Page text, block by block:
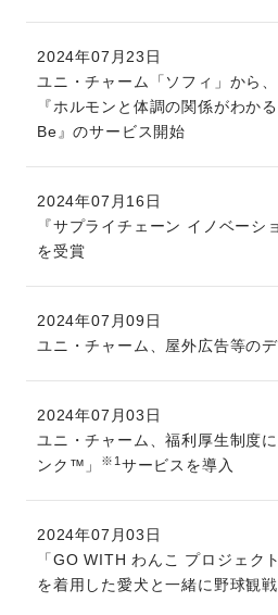
2024年07月23日
ユニ・チャーム「ソフィ」から、
『ホルモンと体調の関係がわか
Be』のサービス開始
2024年07月16日
『サプライチェーン イノベーシ
を受賞
2024年07月09日
ユニ・チャーム、屋外広告等の
2024年07月03日
ユニ・チャーム、福利厚生制度
ンク™」
※1 サービスを導入
2024年07月03日
「GO WITH わんこ プロジェク
を着用した愛犬と一緒に野球観戦